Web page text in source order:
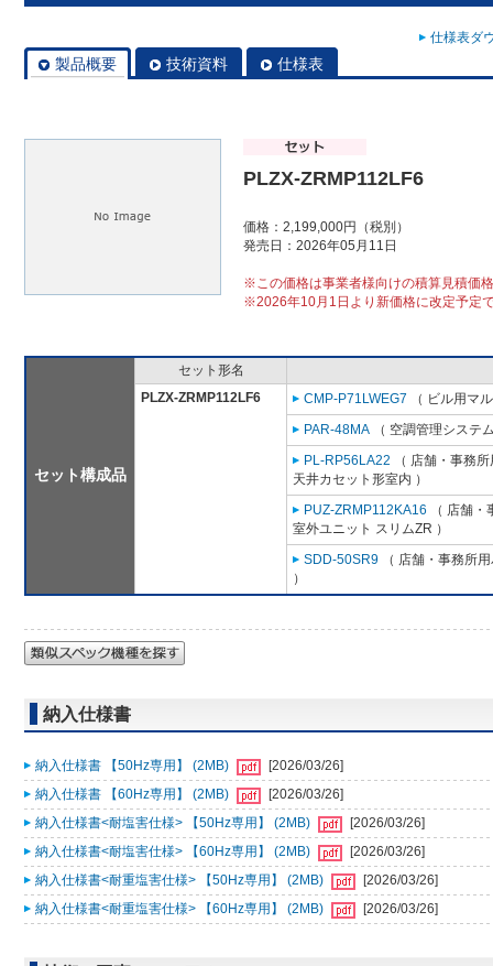
仕様表ダ
製品概要 技術資料 仕様表
PLZX-ZRMP112LF6
価格：2,199,000円（税別）
発売日：2026年05月11日
※この価格は事業者様向けの積算見積価
※2026年10月1日より新価格に改定予定
セット構成品
セット形名
PLZX-ZRMP112LF6
CMP-P71LWEG7 （ ビル用マ
PAR-48MA （ 空調管理システ
PL-RP56LA22 （ 店舗・事務
天井カセット形室内 ）
PUZ-ZRMP112KA16 （ 店舗
室外ユニット スリムZR ）
SDD-50SR9 （ 店舗・事務所
）
納入仕様書
納入仕様書 【50Hz専用】 (2MB)
[2026/03/26]
納入仕様書 【60Hz専用】 (2MB)
[2026/03/26]
納入仕様書<耐塩害仕様> 【50Hz専用】 (2MB)
[2026/03/26]
納入仕様書<耐塩害仕様> 【60Hz専用】 (2MB)
[2026/03/26]
納入仕様書<耐重塩害仕様> 【50Hz専用】 (2MB)
[2026/03/26]
納入仕様書<耐重塩害仕様> 【60Hz専用】 (2MB)
[2026/03/26]